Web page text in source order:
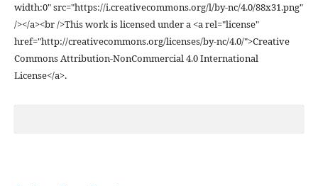
width:0" src="https://i.creativecommons.org/l/by-nc/4.0/88x31.png"
/></a><br />This work is licensed under a <a rel="license"
href="http://creativecommons.org/licenses/by-nc/4.0/">Creative
Commons Attribution-NonCommercial 4.0 International
License</a>.